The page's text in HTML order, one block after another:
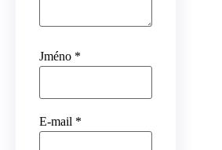
Jméno *
E-mail *